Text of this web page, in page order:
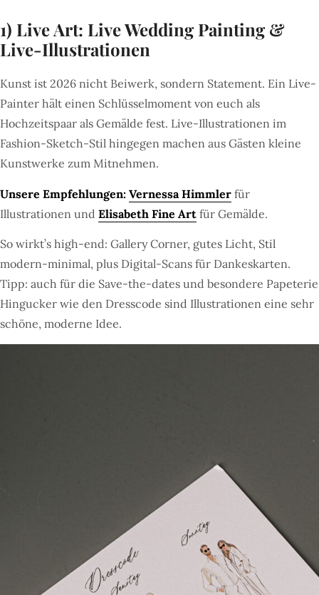
1) Live Art: Live Wedding Painting &
Live-Illustrationen
Kunst ist 2026 nicht Beiwerk, sondern Statement. Ein Live-
Painter hält einen Schlüsselmoment von euch als
Hochzeitspaar als Gemälde fest. Live-Illustrationen im
Fashion-Sketch-Stil hingegen machen aus Gästen kleine
Kunstwerke zum Mitnehmen.
Unsere Empfehlungen: Vernessa Himmler für
Illustrationen und Elisabeth Fine Art für Gemälde.
So wirkt’s high-end: Gallery Corner, gutes Licht, Stil
modern-minimal, plus Digital-Scans für Dankeskarten.
Tipp: auch für die Save-the-dates und besondere Papeterie
Hingucker wie den Dresscode sind Illustrationen eine sehr
schöne, moderne Idee.